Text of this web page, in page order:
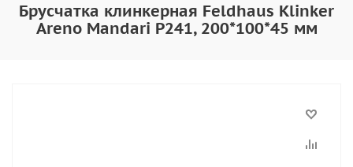
Брусчатка клинкерная Feldhaus Klinker
Areno Mandari Р241, 200*100*45 мм